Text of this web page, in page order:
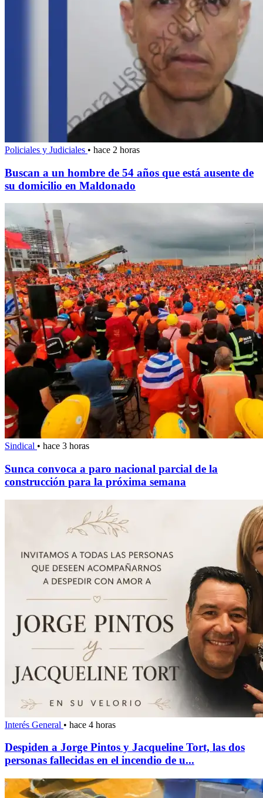
Policiales y Judiciales • hace 2 horas
Buscan a un hombre de 54 años que está ausente de
su domicilio en Maldonado
Sindical • hace 3 horas
Sunca convoca a paro nacional parcial de la
construcción para la próxima semana
Interés General • hace 4 horas
Despiden a Jorge Pintos y Jacqueline Tort, las dos
personas fallecidas en el incendio de u...